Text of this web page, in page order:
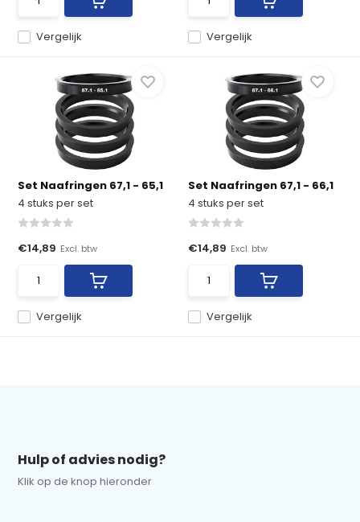
Vergelijk Vergelijk
Set Naafringen 67,1 - 65,1
4 stuks per set
Vergelijk
€14,89 Excl. btw
Set Naafringen 67,1 - 66,1
4 stuks per set
Vergelijk
€14,89 Excl. btw
Hulp of advies nodig?
Klik op de knop hieronder